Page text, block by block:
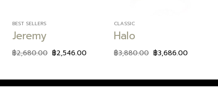
BEST SELLERS
Jeremy
฿2,680.00 ฿2,546.00
CLASSIC
Halo
฿3,880.00 ฿3,686.00